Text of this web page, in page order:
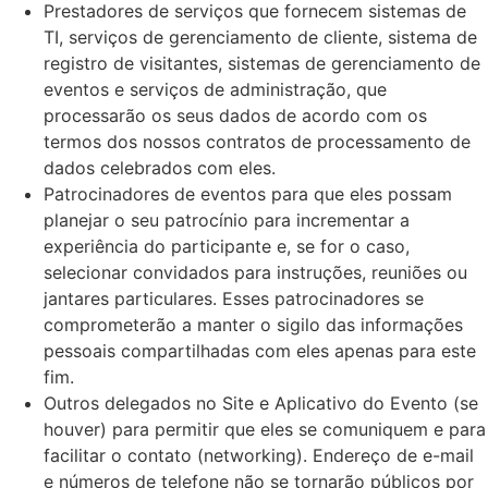
Prestadores de serviços que fornecem sistemas de
TI, serviços de gerenciamento de cliente, sistema de
registro de visitantes, sistemas de gerenciamento de
eventos e serviços de administração, que
processarão os seus dados de acordo com os
termos dos nossos contratos de processamento de
dados celebrados com eles.
Patrocinadores de eventos para que eles possam
planejar o seu patrocínio para incrementar a
experiência do participante e, se for o caso,
selecionar convidados para instruções, reuniões ou
jantares particulares. Esses patrocinadores se
comprometerão a manter o sigilo das informações
pessoais compartilhadas com eles apenas para este
fim.
Outros delegados no Site e Aplicativo do Evento (se
houver) para permitir que eles se comuniquem e para
facilitar o contato (networking). Endereço de e-mail
e números de telefone não se tornarão públicos por